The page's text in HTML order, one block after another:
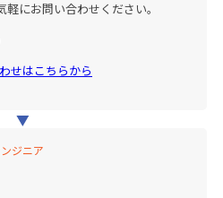
にお問い合わせください。
せはこちらから
ジニア